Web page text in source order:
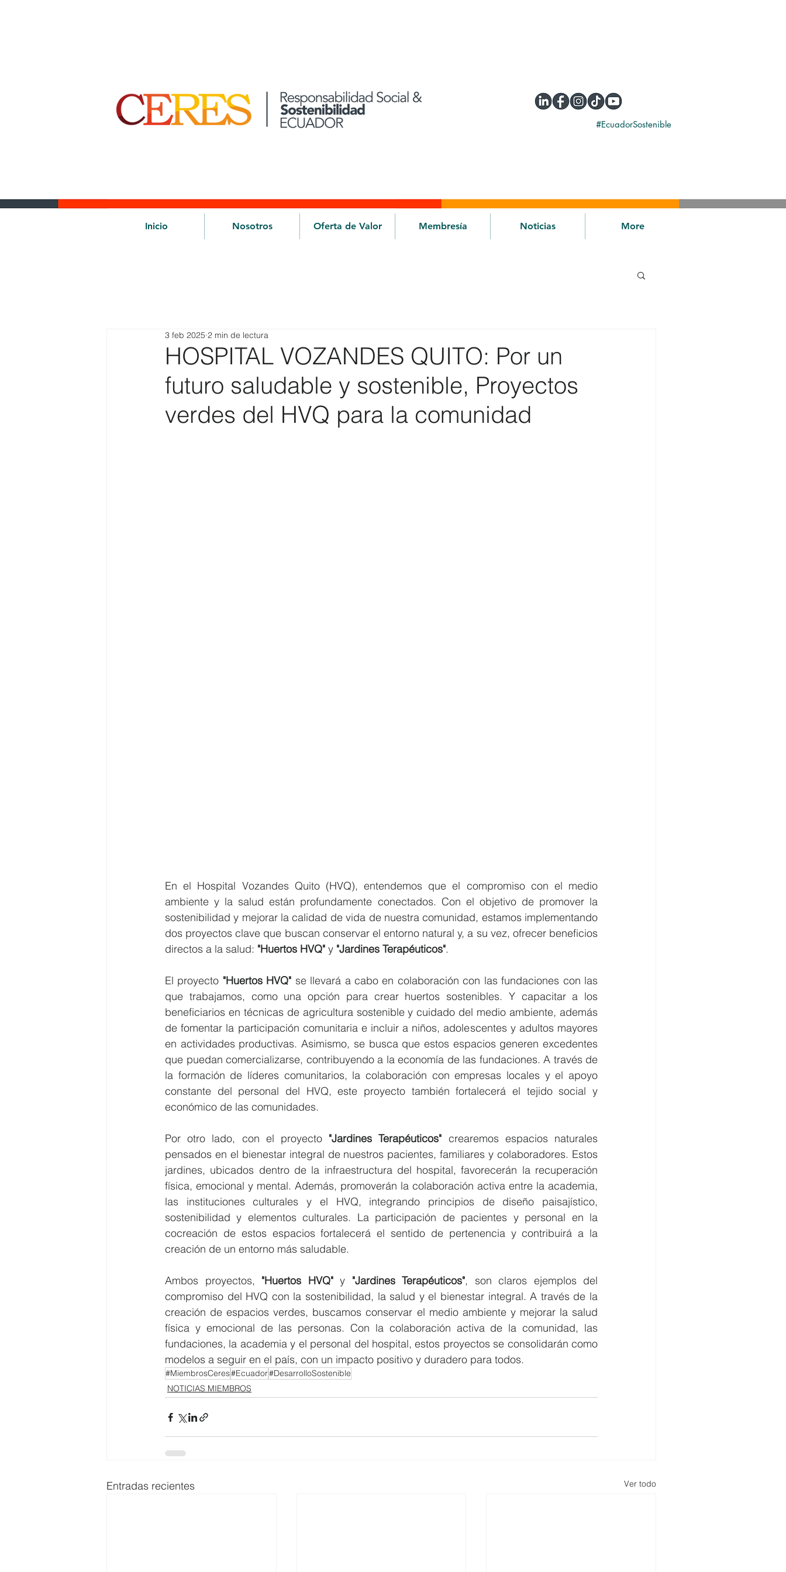
#EcuadorSostenible
Inicio Nosotros Oferta de Valor Membresía Noticias More
HOSPITAL VOZANDES QUITO: Por un
futuro saludable y sostenible, Proyectos
verdes del HVQ para la comunidad
3 feb 2025 2 min de lectura
En el Hospital Vozandes Quito (HVQ), entendemos que el compromiso con el medio
ambiente y la salud están profundamente conectados. Con el objetivo de promover la
sostenibilidad y mejorar la calidad de vida de nuestra comunidad, estamos implementando
dos proyectos clave que buscan conservar el entorno natural y, a su vez, ofrecer beneficios
directos a la salud: "Huertos HVQ" y "Jardines Terapéuticos".
El proyecto "Huertos HVQ" se llevará a cabo en colaboración con las fundaciones con las
que trabajamos, como una opción para crear huertos sostenibles. Y capacitar a los
beneficiarios en técnicas de agricultura sostenible y cuidado del medio ambiente, además
de fomentar la participación comunitaria e incluir a niños, adolescentes y adultos mayores
en actividades productivas. Asimismo, se busca que estos espacios generen excedentes
que puedan comercializarse, contribuyendo a la economía de las fundaciones. A través de
la formación de líderes comunitarios, la colaboración con empresas locales y el apoyo
constante del personal del HVQ, este proyecto también fortalecerá el tejido social y
económico de las comunidades.
Por otro lado, con el proyecto "Jardines Terapéuticos" crearemos espacios naturales
pensados en el bienestar integral de nuestros pacientes, familiares y colaboradores. Estos
jardines, ubicados dentro de la infraestructura del hospital, favorecerán la recuperación
física, emocional y mental. Además, promoverán la colaboración activa entre la academia,
las instituciones culturales y el HVQ, integrando principios de diseño paisajístico,
sostenibilidad y elementos culturales. La participación de pacientes y personal en la
cocreación de estos espacios fortalecerá el sentido de pertenencia y contribuirá a la
creación de un entorno más saludable.
Ambos proyectos, "Huertos HVQ" y "Jardines Terapéuticos", son claros ejemplos del
compromiso del HVQ con la sostenibilidad, la salud y el bienestar integral. A través de la
creación de espacios verdes, buscamos conservar el medio ambiente y mejorar la salud
física y emocional de las personas. Con la colaboración activa de la comunidad, las
fundaciones, la academia y el personal del hospital, estos proyectos se consolidarán como
modelos a seguir en el país, con un impacto positivo y duradero para todos.
#MiembrosCeres#Ecuador#DesarrolloSostenible
NOTICIAS MIEMBROS
Entradas recientes Ver todo